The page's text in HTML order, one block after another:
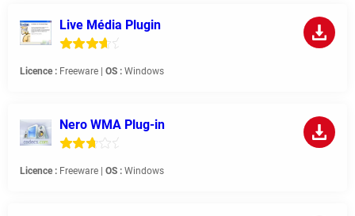
Live Média Plugin
Licence : Freeware | OS : Windows
Nero WMA Plug-in
Licence : Freeware | OS : Windows